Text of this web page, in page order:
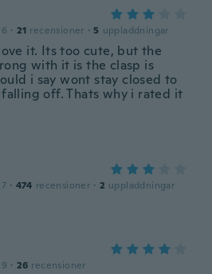
· 21 recensioner · 5 uppladdningar
it. Its too cute, but the
with it is the clasp is
i say wont stay closed to
off. Thats why i rated it
· 474 recensioner · 2 uppladdningar
· 26 recensioner